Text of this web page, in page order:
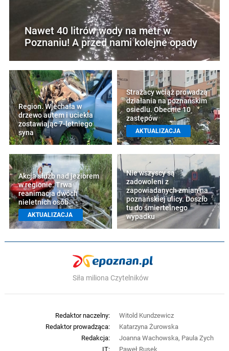
Nawet 40 litrów wody na metr w
Poznaniu! A przed nami kolejne opady
Region. Wjechała w
drzewo autem i uciekła
zostawiając 7-letniego
syna
Strażacy wciąż prowadzą
działania na poznańskim
osiedlu. Obecnie 10
zastępów
AKTUALIZACJA
Akcja służb nad jeziorem
w regionie. Trwa
reanimacja dwóch
nieletnich osób
AKTUALIZACJA
Nie wszyscy są
zadowoleni z
zapowiadanych zmian na
poznańskiej ulicy. Doszło
tu do śmiertelnego
wypadku
Siła miliona Czytelników
Redaktor naczelny:
Witold Kundzewicz
Redaktor prowadząca:
Katarzyna Żurowska
Redakcja:
Joanna Wachowska, Paula Zych
IT:
Paweł Rusek